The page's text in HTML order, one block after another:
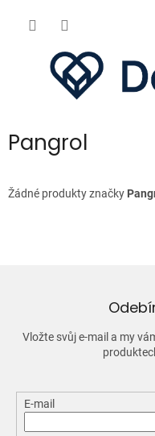
Pangrol
Žádné produkty značky
Vložte svůj e-mail a my
E-mail